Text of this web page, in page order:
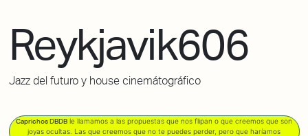
Reykjavik606
Jazz del futuro y house cinemátográfico
Caprichos DBDB le llamamos a las propuestas que nos flipan o que creemos que son
joyas ocultas. Las que creemos que no te puedes perder, pero que haríamos